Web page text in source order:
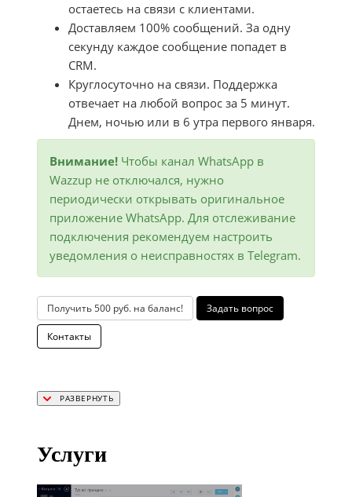
остаетесь на связи с клиентами.
Доставляем 100% сообщений. За одну
секунду каждое сообщение попадет в
CRM.
Круглосуточно на связи. Поддержка
отвечает на любой вопрос за 5 минут.
Днем, ночью или в 6 утра первого января.
Внимание! Чтобы канал WhatsApp в
Wazzup не отключался, нужно
периодически открывать оригинальное
приложение WhatsApp. Для отслеживание
подключения рекомендуем настроить
уведомления о неисправностях в Telegram.
Получить 500 руб. на баланс! Задать вопрос
Контакты
Услуги